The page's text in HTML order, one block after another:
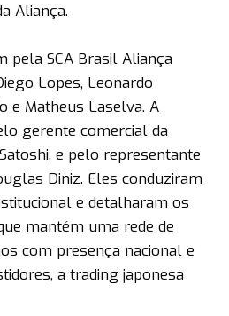
Aliança.
pela SCA Brasil Aliança
Lopes, Leonardo
e Matheus Laselva. A
gerente comercial da
e pelo representante
Diniz. Eles conduziram
e detalharam os
mantém uma rede de
com presença nacional e
a trading japonesa